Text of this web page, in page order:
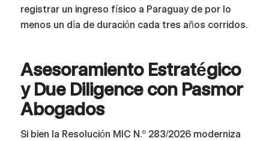
registrar un ingreso físico a Paraguay de por lo
menos un día de duración cada tres años corridos.
Asesoramiento Estratégico
y Due Diligence con Pasmor
Abogados
Si bien la Resolución MIC N.º 283/2026 moderniza